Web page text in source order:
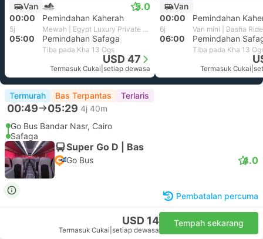
Van
5.0
00:00 Pemindahan Kaherah
5j Mewah | Egypt Luxury Private Transfer
05:00 Pemindahan Safaga
Tiba pada Kha 13 Ogs
USD 47
Termasuk Cukai setiap dewasa
Van
00:00
Pemindahan
6j Van mini | Basha Ride
06:00 Pemindahan
Tiba pada Kha 13
Termasuk Cukai
Termurah Bas Terpantas Terlaris
00:49 05:29 4j 40m
Go Bus Bandar Nasr, Cairo
Safaga
Super Go D | Bas
Go Bus 4.0
Pembatalan percuma
USD 14
Termasuk Cukai setiap dewasa
Tempah sekarang